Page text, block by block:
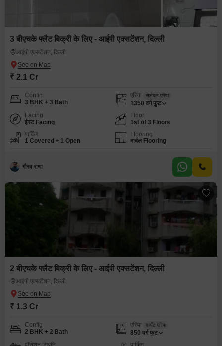
3 बीएचके फ्लैट बिक्री के लिए - आईपी एक्सटेंशन, दिल्ली
आईपी एक्सटेंशन, दिल्ली
₹ 2.1 Cr
Config
3 BHK + 3 Bath
एरिया सेलेबल एरिया
1350 वर्ग फुट
Facing
ईस्ट Facing
Floor
1st of 3 Floors
पार्किंग
1 Covered + 1 Open
Flooring
मार्बल Flooring
गौरव राणा
2 बीएचके फ्लैट बिक्री के लिए - आईपी एक्सटेंशन, दिल्ली
आईपी एक्सटेंशन, दिल्ली
₹ 1.3 Cr
Config
2 BHK + 2 Bath
एरिया कार्पेट एरिया
850 वर्ग फुट
पॉसेशन स्थिति
पार्किंग